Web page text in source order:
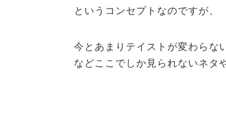
というコンセプトなのですが、
今とあまりテイストが変わらな
などここでしか見られないネタ